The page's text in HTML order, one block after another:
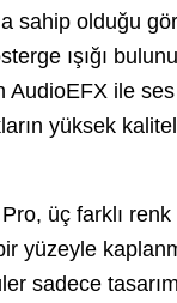
sahip olduğu
ışığı
AudioEFX ile ses
yüksek
üç farklı
yüzeyle
sadece